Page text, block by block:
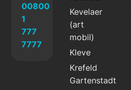
00800
1
777
7777
Kevelaer
(art
mobil)
Kleve
Krefeld
Gartenstadt